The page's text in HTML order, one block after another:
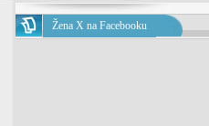
Žena X na Facebooku